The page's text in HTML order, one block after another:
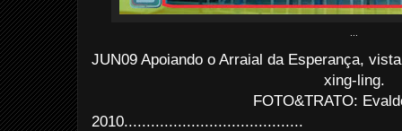
JUN09 Apoiando o Arraial da Esperança,
xing-ling.
FOTO&TRATO:
2010........................................